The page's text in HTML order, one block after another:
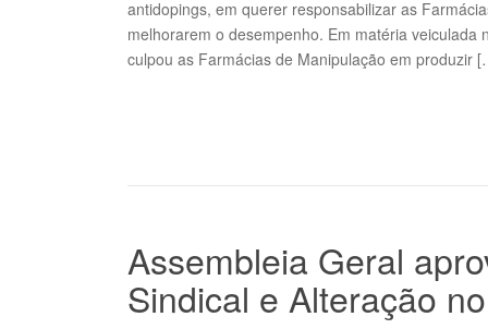
antidopings, em querer responsabilizar as
melhorarem o desempenho. Em matéria
culpou as Farmácias de Manipulação em produzir
Assembleia Geral
Sindical e Alteração